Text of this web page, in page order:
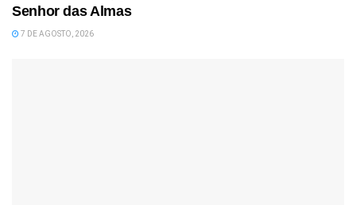
Senhor das Almas
7 DE AGOSTO, 2026